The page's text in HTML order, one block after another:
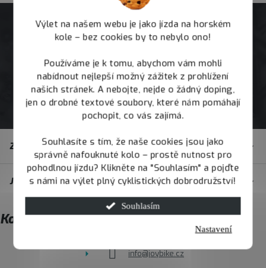
Výlet na našem webu je jako jízda na horském
kole – bez cookies by to nebylo ono!
Používáme je k tomu, abychom vám mohli
nabídnout nejlepší možný zážitek z prohlížení
našich stránek. A nebojte, nejde o žádný doping,
jen o drobné textové soubory, které nám pomáhají
pochopit, co vás zajímá.
Souhlasíte s tím, že naše cookies jsou jako
správně nafouknuté kolo – prostě nutnost pro
pohodlnou jízdu? Klikněte na "Souhlasím" a pojďte
s námi na výlet plný cyklistických dobrodružství!
Souhlasím
Nastavení
t
í
Zákaznický servis
JOY.BIKE
Kontakt
info@joybike.cz